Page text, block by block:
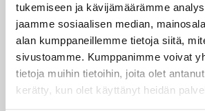
tukemiseen ja kävijämäärämme
jaamme sosiaalisen median,
alan kumppaneillemme tietoja siitä,
sivustoamme. Kumppanimme voivat
tietoja muihin tietoihin, joita olet
kerätty, kun olet käyttänyt heidän
Lue lisää